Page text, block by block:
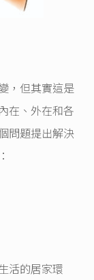
，但其實這是
在、外在和各
問題提出解決
活的居家環